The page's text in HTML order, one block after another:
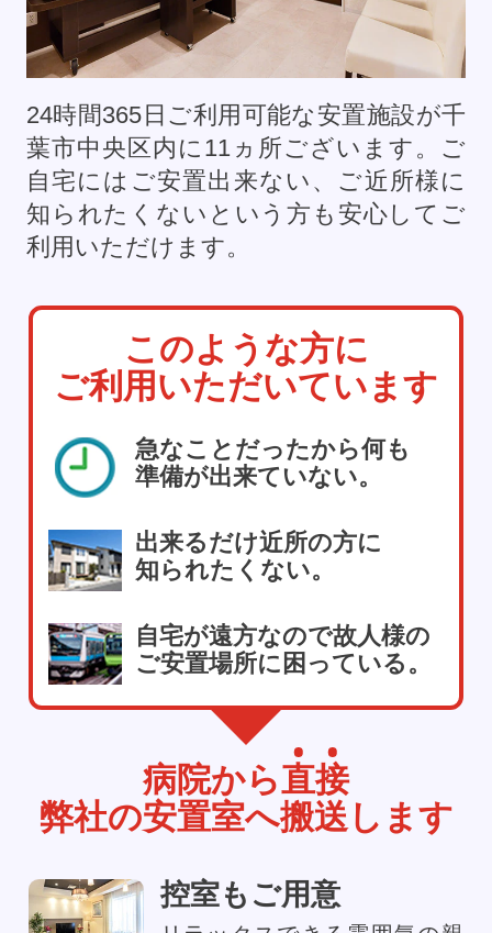
24時間365日ご利用可能な安置施設が千
葉市中央区内に 11 ヵ所ございます。ご
自宅にはご安置出来ない、ご近所様に
知られたくないという方も安心してご
利用いただけます。
このような方に
ご利用いただいています
急なことだったから何も
準備が出来ていない。
出来るだけ近所の方に
知られたくない。
自宅が遠方なので故人様の
ご安置場所に困っている。
病院から直接
弊社の安置室へ搬送します
控室もご用意